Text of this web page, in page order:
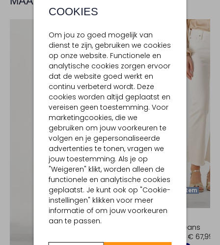
COOKIES
Om jou zo goed mogelijk van
dienst te zijn, gebruiken we cookies
op onze website. Functionele en
analytische cookies zorgen ervoor
dat de website goed werkt en
continu verbeterd wordt. Deze
cookies worden altijd geplaatst en
vereisen geen toestemming. Voor
marketingcookies, die we
gebruiken om jouw voorkeuren te
volgen en je gepersonaliseerde
advertenties te tonen, vragen we
jouw toestemming. Als je op
"Weigeren" klikt, worden alleen de
functionele en analytische cookies
geplaatst. Je kunt ook op "Cookie-
instellingen" klikken voor meer
informatie of om jouw voorkeuren
aan te passen.
Ontdek de look
Laatste Item
Slim fit jeans
€ 67,99